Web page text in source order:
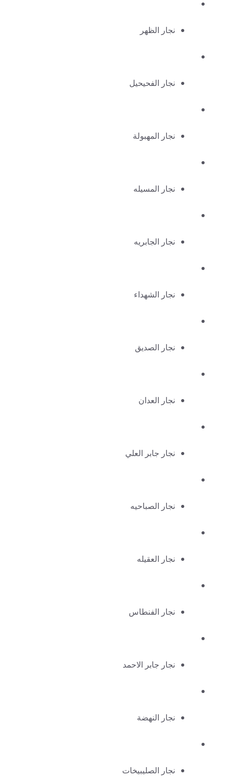
نجار الظهر
نجار الفحيحيل
نجار المهبولة
نجار المسيله
نجار الجابريه
نجار الشهداء
نجار الصديق
نجار العدان
نجار جابر العلي
نجار الصباحيه
نجار العقيله
نجار الفنطاس
نجار جابر الاحمد
نجار النهضة
نجار الصليبيخات